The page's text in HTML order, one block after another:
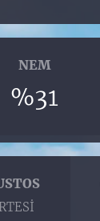
NEM
%31